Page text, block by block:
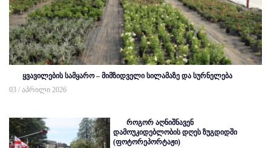
ყვავილების სამყარო – მიმზიდველი სილამაზე და სურნელება
03 / აპრილი 2026
როგორ აღნიშნავენ
დამოუკიდებლობის დღეს ზუგდიდში
(ფოტორეპორტაჟი)